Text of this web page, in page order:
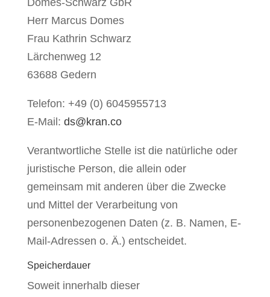
Domes-Schwarz GbR
Herr Marcus Domes
Frau Kathrin Schwarz
Lärchenweg 12
63688 Gedern
Telefon: +49 (0) 6045955713
E-Mail: ds@kran.co
Verantwortliche Stelle ist die natürliche oder
juristische Person, die allein oder
gemeinsam mit anderen über die Zwecke
und Mittel der Verarbeitung von
personenbezogenen Daten (z. B. Namen, E-
Mail-Adressen o. Ä.) entscheidet.
Speicherdauer
Soweit innerhalb dieser